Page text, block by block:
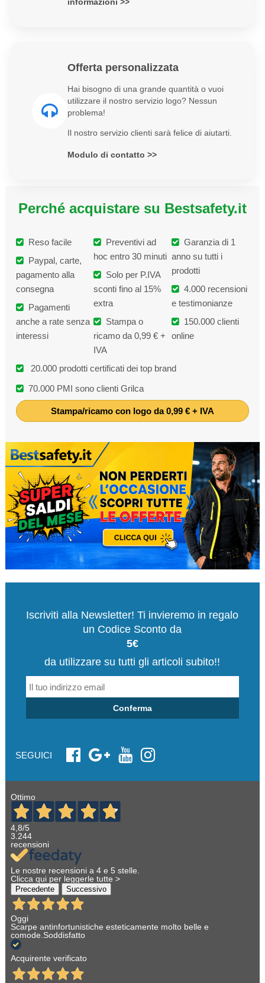
Offerta personalizzata
Hai bisogno di una grande quantità o vuoi
utilizzare il nostro servizio logo? Nessun
problema!
Il nostro servizio clienti sarà felice di aiutarti.
Modulo di contatto >>
Perché acquistare su Bestsafety.it
Reso facile
Paypal, carte,
pagamento alla
consegna
Pagamenti
anche a rate senza
interessi
Preventivi ad
hoc entro 30 minuti
Solo per P.IVA
sconti fino al 15%
extra
Stampa o
ricamo da 0,99 € +
IVA
Garanzia di 1
anno su tutti i
prodotti
4.000 recensioni
e testimonianze
150.000 clienti
online
20.000 prodotti certificati dei top brand
70.000 PMI sono clienti Grilca
Stampa/ricamo con logo da 0,99 € + IVA
Iscriviti alla Newsletter! Ti invieremo in regalo
un Codice Sconto da
5€
da utilizzare su tutti gli articoli subito!!
Conferma
SEGUICI
Ottimo
4,8/5
3.244
recensioni
Le nostre recensioni a 4 e 5 stelle.
Clicca qui per leggerle tutte >
Precedente Successivo
Oggi
Scarpe antinfortunistiche esteticamente molto belle e
comode.Soddisfatto
Acquirente verificato